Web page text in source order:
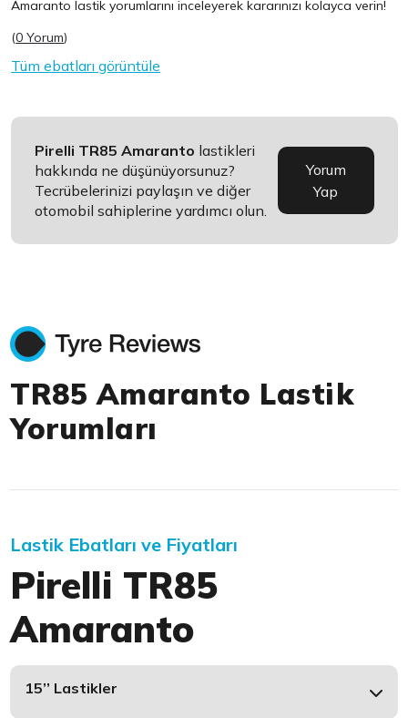
Amaranto lastik yorumlarını inceleyerek kararınızı kolayca verin!
(0 Yorum)
Tüm ebatları görüntüle
Pirelli TR85 Amaranto lastikleri
hakkında ne düşünüyorsunuz?
Tecrübelerinizi paylaşın ve diğer
otomobil sahiplerine yardımcı olun.
Yorum
Yap
TR85 Amaranto Lastik
Yorumları
Lastik Ebatları ve Fiyatları
Pirelli TR85
Amaranto
15’’ Lastikler